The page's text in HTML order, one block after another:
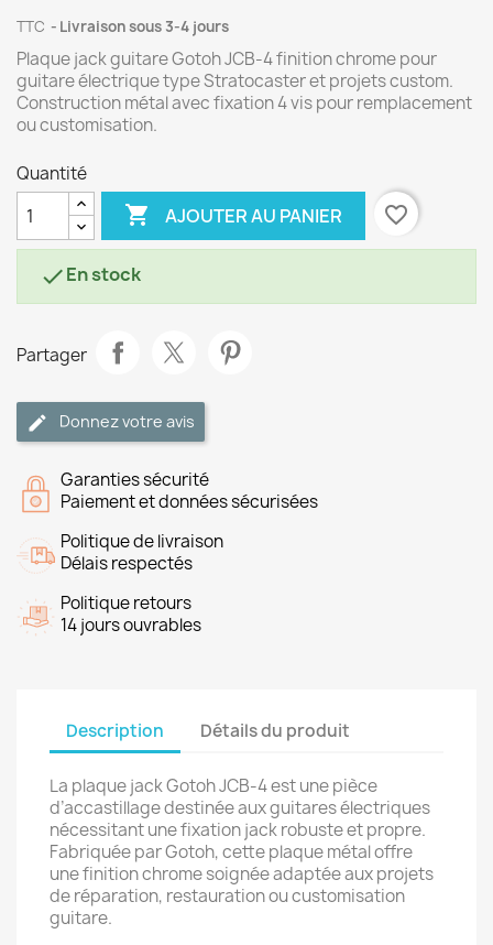
TTC Livraison sous 3-4 jours
Plaque jack guitare Gotoh JCB-4 finition chrome pour
guitare électrique type Stratocaster et projets custom.
Construction métal avec fixation 4 vis pour remplacement
ou customisation.
Quantité
 AJOUTER AU PANIER favorite_border
En stock
Partager
Donnez votre avis
Garanties sécurité
Paiement et données sécurisées
Politique de livraison
Délais respectés
Politique retours
14 jours ouvrables
Description Détails du produit
La plaque jack Gotoh JCB-4 est une pièce
d’accastillage destinée aux guitares électriques
nécessitant une fixation jack robuste et propre.
Fabriquée par Gotoh, cette plaque métal offre
une finition chrome soignée adaptée aux projets
de réparation, restauration ou customisation
guitare.